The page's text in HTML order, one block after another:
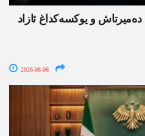
و یوکسەکداغ ئازاد
2026-08-06